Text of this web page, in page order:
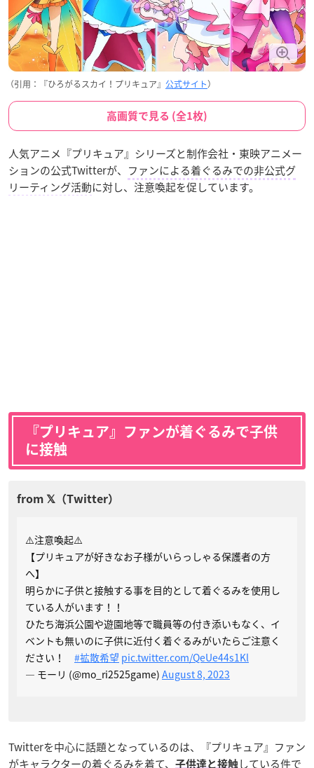
（引用：『ひろがるスカイ！プリキュア』 公式サイト）
高画質で見る (全1枚)
人気アニメ『プリキュア』シリーズと制作会社・東映アニメー
ションの公式Twitterが、 ファンによる着ぐるみでの非公式グ
リーティング活動に対し、注意喚起を促しています。
『プリキュア』ファンが着ぐるみで子供
に接触
⚠️注意喚起⚠️
【プリキュアが好きなお子様がいらっしゃる保護者の方
へ】
明らかに子供と接触する事を目的として着ぐるみを使用し
ている人がいます！！
ひたち海浜公園や遊園地等で職員等の付き添いもなく、イ
ベントも無いのに子供に近付く着ぐるみがいたらご注意く
ださい！ #拡散希望 pic.twitter.com/QeUe44s1Kl
— モーリ (@mo_ri2525game) August 8, 2023
Twitterを中心に話題となっているのは、『プリキュア』ファン
がキャラクターの着ぐるみを着て、
子供達と接触 している件で